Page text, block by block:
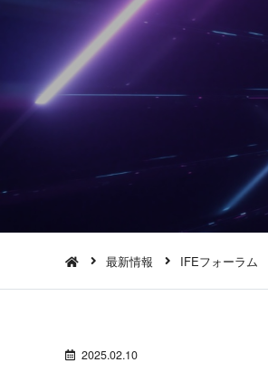
最新情報 IFEフォーラム
2025.02.10